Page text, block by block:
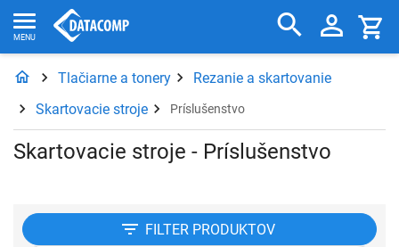
Tlačiarne a tonery
Rezanie a skartovanie
Skartovacie stroje
Príslušenstvo
Skartovacie stroje - Príslušenstvo
FILTER PRODUKTOV